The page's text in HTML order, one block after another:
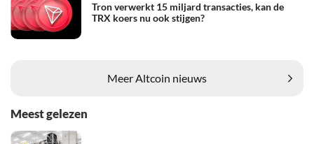
Tron verwerkt 15 miljard transacties, kan de
TRX koers nu ook stijgen?
Meer Altcoin nieuws
Meest gelezen